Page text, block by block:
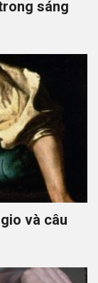
sáng
và câu